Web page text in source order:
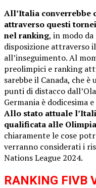
All’Italia converrebbe
attraverso questi
nel ranking, in modo
disposizione attraverso
all’inseguimento. Al
preolimpici e ranking
sarebbe il Canada, che
punti di distacco
Germania è dodicesima
Allo stato attuale
qualificata alle
chiaramente le cose
verranno considerati i
Nations League 2024.
RANKING FIVB